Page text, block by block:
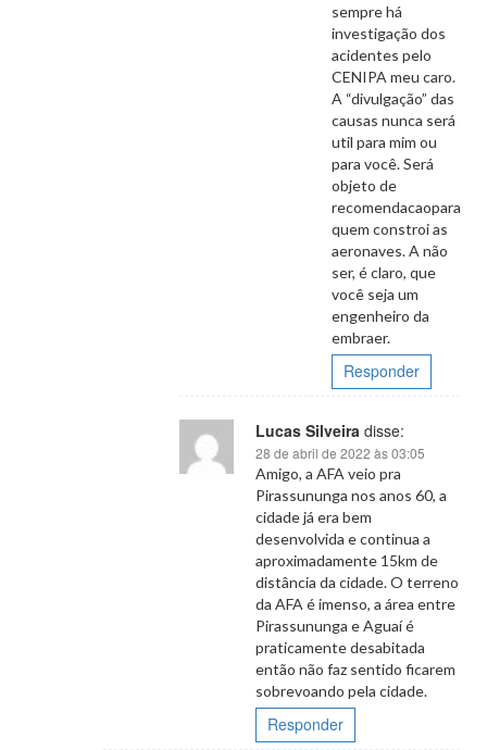
sempre há
investigação dos
acidentes pelo
CENIPA meu caro.
A “divulgação” das
causas nunca será
util para mim ou
para você. Será
objeto de
recomendacaopara
quem constroi as
aeronaves. A não
ser, é claro, que
você seja um
engenheiro da
embraer.
Responder
Lucas Silveira disse:
28 de abril de 2022 às 03:05
Amigo, a AFA veio pra
Pirassununga nos anos 60, a
cidade já era bem
desenvolvida e continua a
aproximadamente 15km de
distância da cidade. O terreno
da AFA é imenso, a área entre
Pirassununga e Aguaí é
praticamente desabitada
então não faz sentido ficarem
sobrevoando pela cidade.
Responder